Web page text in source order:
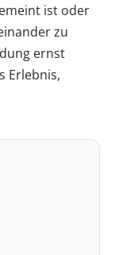
ist oder
zu
ernst
Erlebnis,